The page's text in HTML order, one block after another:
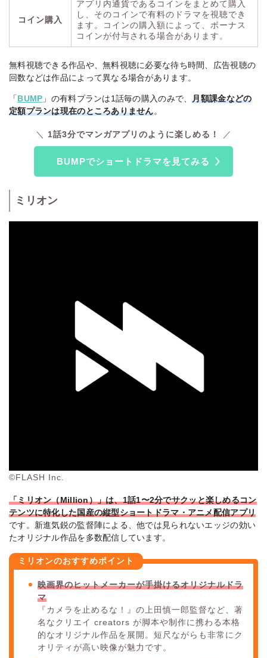
コイン購入
アプリ内通貨であるコインをまとめて購入
し、そのコインで有料のドラマを視聴でき
ます。コインの購入額によって、ボーナス
コインが付与される場合があります。
無料視聴できる作品や、無料視聴に必要な待ち時間、広告視聴の
回数などは作品によって異なる場合があります。
「 BUMP 」の有料プランは1話毎の購入のみで、月額課金などの
定額プランは現在のところありません。
1話3分でマンガアプリのように楽しめる！
BUMPでショートドラマを見てみる
ミリオン
©FLASH Inc.
「ミリオン（Million）」は、1話1〜2分でサクッと楽しめるコン
テンツに特化した国産の縦型ショートドラマ・アニメ配信アプリ
です。新進気鋭の監督陣による、他では見られないエッジの効い
たオリジナル作品を多数配信しています。
ミリオンのおすすめポイント
映画界のヒットメーカーが手掛けるオリジナルドラ
マ
『カメラを止めるな！』の上田慎一郎監督など、著
名なクリエイ creators が脚本や制作に携わる本格
的なオリジナル作品を展開。短尺ながらも非常にク
オリティが高い映像が魅力です。